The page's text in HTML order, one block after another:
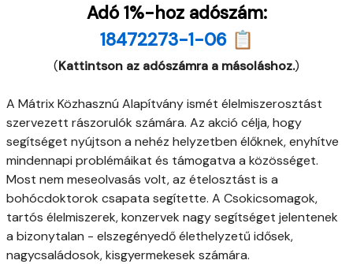
Adó 1%-hoz adószám:
18472273-1-06 📋
(Kattintson az adószámra a másoláshoz.)
A Mátrix Közhasznú Alapítvány ismét élelmiszerosztást
szervezett rászorulók számára. Az akció célja, hogy
segítséget nyújtson a nehéz helyzetben élőknek, enyhítve
mindennapi problémáikat és támogatva a közösséget.
Most nem meseolvasás volt, az ételosztást is a
bohócdoktorok csapata segítette. A Csokicsomagok,
tartós élelmiszerek, konzervek nagy segítséget jelentenek
a bizonytalan - elszegényedő élethelyzetű idősek,
nagycsaládosok, kisgyermekesek számára.